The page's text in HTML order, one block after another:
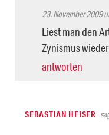
23. November 2009
Liest man den
Zynismus
antworten
SEBASTIAN HEISER